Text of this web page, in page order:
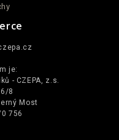
je:
- CZEPA, z.s.
8
Most
756